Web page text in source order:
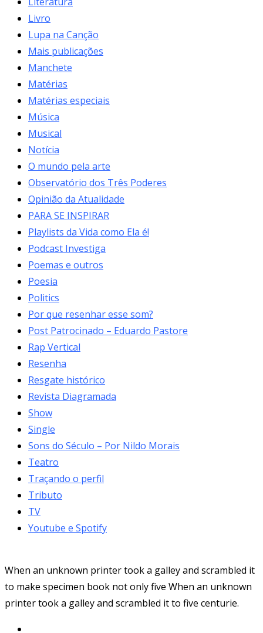
Livro
Lupa na Canção
Mais publicações
Manchete
Matérias
Matérias especiais
Música
Musical
Notícia
O mundo pela arte
Observatório dos Três Poderes
Opinião da Atualidade
PARA SE INSPIRAR
Playlists da Vida como Ela é!
Podcast Investiga
Poemas e outros
Poesia
Politics
Por que resenhar esse som?
Post Patrocinado – Eduardo Pastore
Rap Vertical
Resenha
Resgate histórico
Revista Diagramada
Show
Single
Sons do Século – Por Nildo Morais
Teatro
Traçando o perfil
Tributo
TV
Youtube e Spotify
When an unknown printer took a galley and scrambled it
to make specimen book not only five When an unknown
printer took a galley and scrambled it to five centurie.